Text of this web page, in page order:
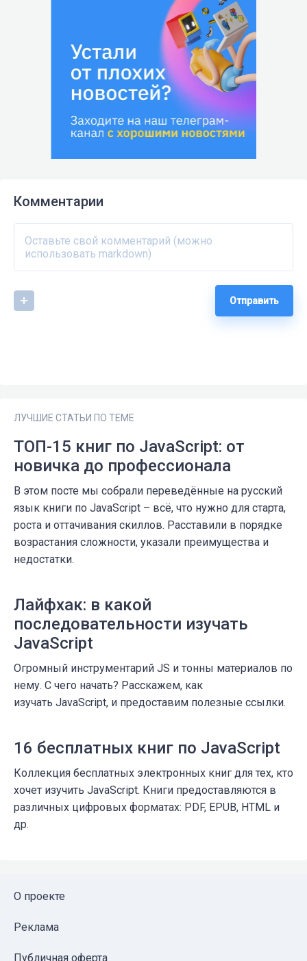
Комментарии
Отправить
ЛУЧШИЕ СТАТЬИ ПО ТЕМЕ
ТОП-15 книг по JavaScript: от
новичка до профессионала
В этом посте мы собрали переведённые на русский
язык книги по JavaScript – всё, что нужно для старта,
роста и оттачивания скиллов. Расставили в порядке
возрастания сложности, указали преимущества и
недостатки.
Лайфхак: в какой
последовательности изучать
JavaScript
Огромный инструментарий JS и тонны материалов по
нему. С чего начать? Расскажем, как
изучать JavaScript, и предоставим полезные ссылки.
16 бесплатных книг по JavaScript
Коллекция бесплатных электронных книг для тех, кто
хочет изучить JavaScript. Книги предоставляются в
различных цифровых форматах: PDF, EPUB, HTML и
др.
О проекте
Реклама
Публичная оферта